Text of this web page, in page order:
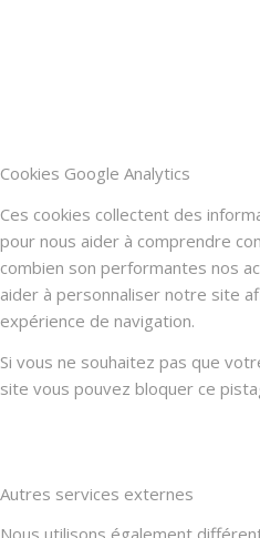
Cookies Google Analytics
Ces cookies collectent des
pour nous aider à comprendre
combien son performantes nos
aider à personnaliser notre site
expérience de navigation.
Si vous ne souhaitez pas que
site vous pouvez bloquer ce
Autres services externes